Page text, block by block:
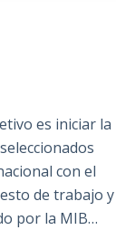
es iniciar la
con el
de trabajo y
por la MIB…